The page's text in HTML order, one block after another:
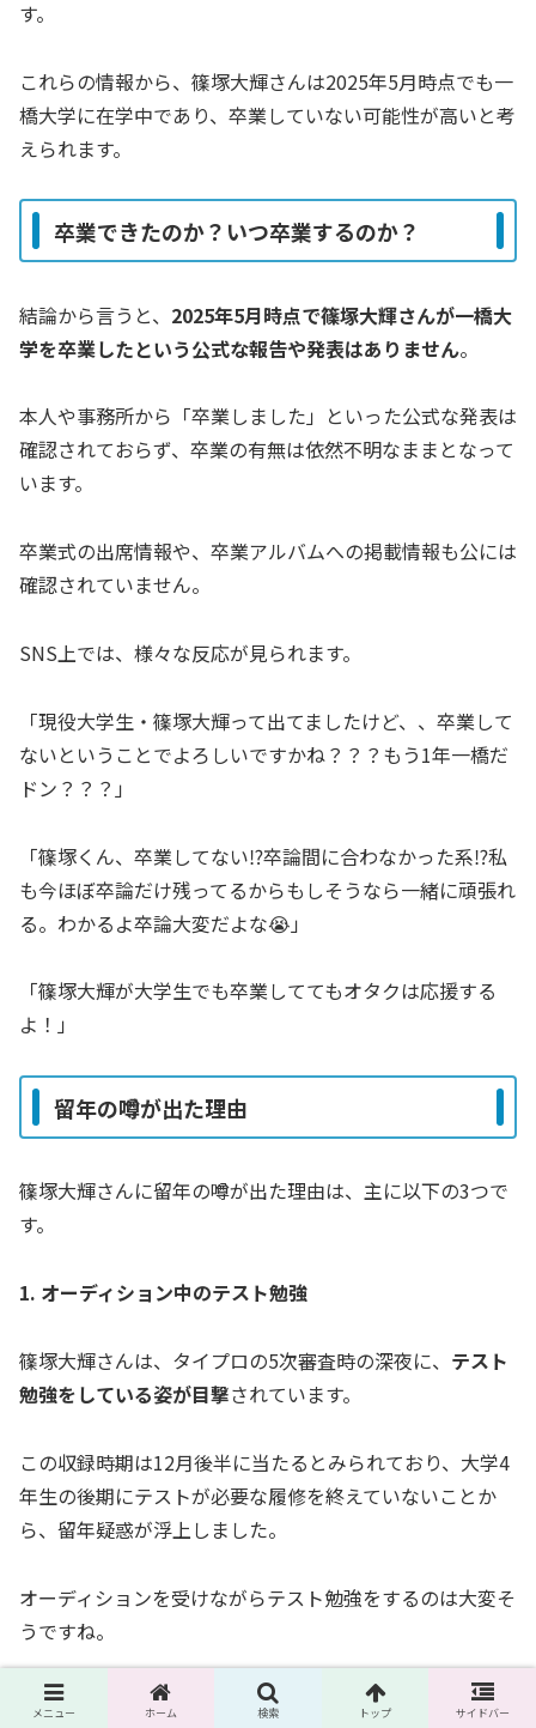
す。
これらの情報から、篠塚大輝さんは2025年5月時点でも一
橋大学に在学中であり、卒業していない可能性が高いと考
えられます。
卒業できたのか？いつ卒業するのか？
結論から言うと、 2025年5月時点で篠塚大輝さんが一橋大
学を卒業したという公式な報告や発表はありません。
本人や事務所から「卒業しました」といった公式な発表は
確認されておらず、卒業の有無は依然不明なままとなって
います。
卒業式の出席情報や、卒業アルバムへの掲載情報も公には
確認されていません。
SNS上では、様々な反応が見られます。
「現役大学生・篠塚大輝って出てましたけど、、卒業して
ないということでよろしいですかね？？？もう1年一橋だ
ドン？？？」
「篠塚くん、卒業してない⁉︎卒論間に合わなかった系⁉︎私
も今ほぼ卒論だけ残ってるからもしそうなら一緒に頑張れ
る。わかるよ卒論大変だよな😭」
「篠塚大輝が大学生でも卒業しててもオタクは応援する
よ！」
留年の噂が出た理由
篠塚大輝さんに留年の噂が出た理由は、主に以下の3つで
す。
1. オーディション中のテスト勉強
篠塚大輝さんは、タイプロの5次審査時の深夜に、 テスト
勉強をしている姿が目撃されています。
この収録時期は12月後半に当たるとみられており、大学4
年生の後期にテストが必要な履修を終えていないことか
ら、留年疑惑が浮上しました。
オーディションを受けながらテスト勉強をするのは大変そ
うですね。
2. サークル内での情報
メニュー ホーム 検索 トップ サイドバー